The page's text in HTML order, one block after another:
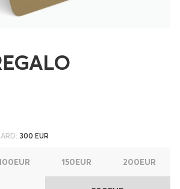
300 EUR
150EUR 200EUR